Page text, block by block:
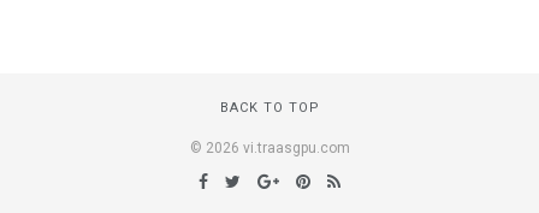
BACK TO TOP
© 2026 vi.traasgpu.com